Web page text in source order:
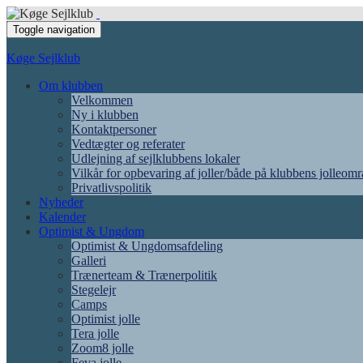
Toggle navigation
Køge Sejlklub
Om klubben
Velkommen
Ny i klubben
Kontaktpersoner
Vedtægter og referater
Udlejning af sejlklubbens lokaler
Vilkår for opbevaring af joller/både på klubbens
Privatlivspolitik
Nyheder
Kalender
Optimist & Ungdom
Optimist & Ungdomsafdeling
Galleri
Trænerteam & Trænerpolitik
Stegelejr
Camps
Optimist jolle
Tera jolle
Zoom8 jolle